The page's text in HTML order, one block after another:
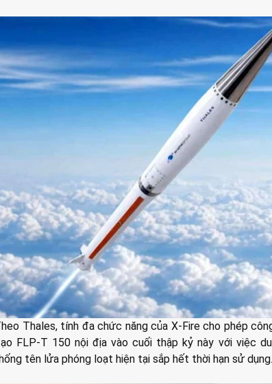
Thales, tính đa chức năng của X-Fire cho phép
FLP-T 150 nội địa vào cuối thập kỷ này với việc
tên lửa phóng loạt hiện tại sắp hết thời hạn sử dụng.